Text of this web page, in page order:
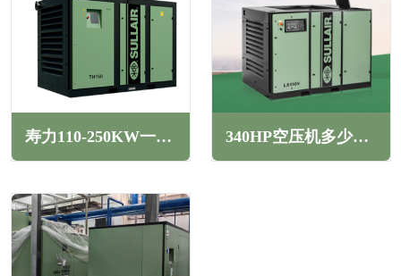
寿力110-250KW一级能效两级压缩变频螺杆空压机TH系列 340HP空压机多少千瓦(340HP空压机产气量多少立方)